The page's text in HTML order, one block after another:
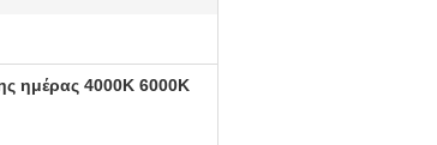
ημέρας 4000K 6000K